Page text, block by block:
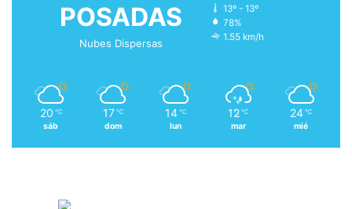
POSADAS
Nubes Dispersas
13º - 13º
78%
1.55 km/h
20 ℃
sáb
17 ℃
dom
14 ℃
lun
12 ℃
mar
24 ℃
mié